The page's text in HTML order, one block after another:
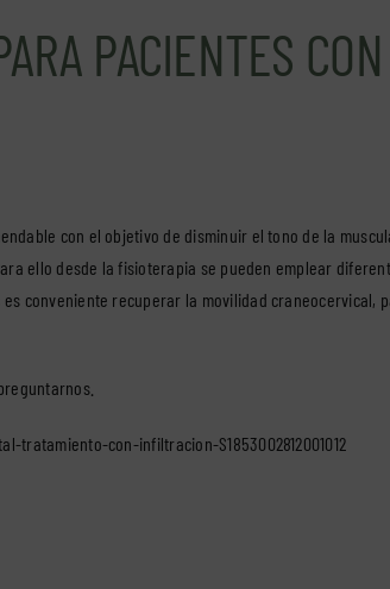
PACIENTES CON
con el objetivo de disminuir el tono de la
ello desde la fisioterapia se pueden emplear
conveniente recuperar la movilidad
con-infiltracion-S1853002812001012